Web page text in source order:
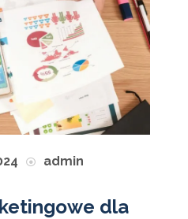
admin
dla